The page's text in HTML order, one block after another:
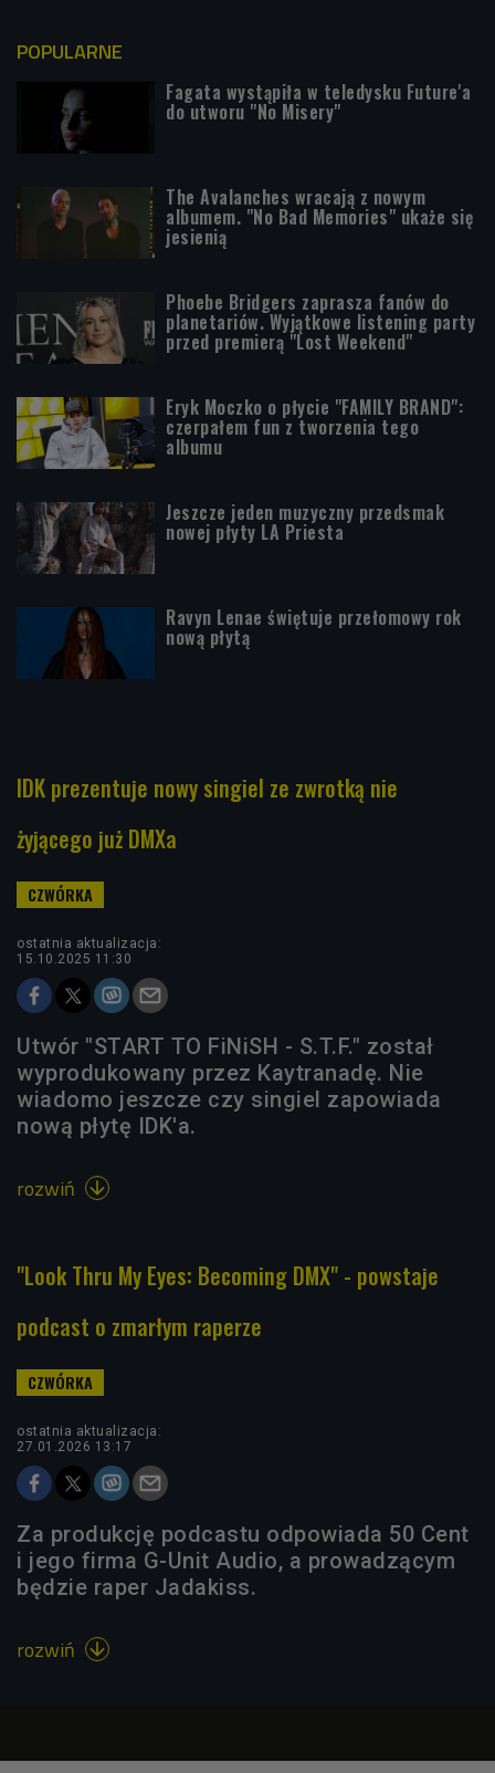
POPULARNE
Fagata wystąpiła w teledysku Future'a
do utworu "No Misery"
The Avalanches wracają z nowym
albumem. "No Bad Memories" ukaże się
jesienią
Phoebe Bridgers zaprasza fanów do
planetariów. Wyjątkowe listening party
przed premierą "Lost Weekend"
Eryk Moczko o płycie "FAMILY BRAND":
czerpałem fun z tworzenia tego
albumu
Jeszcze jeden muzyczny przedsmak
nowej płyty LA Priesta
Ravyn Lenae świętuje przełomowy rok
nową płytą
IDK prezentuje nowy singiel ze zwrotką nie
żyjącego już DMXa
ostatnia aktualizacja:
15.10.2025 11:30
Utwór "START TO FiNiSH - S.T.F." został
wyprodukowany przez Kaytranadę. Nie
wiadomo jeszcze czy singiel zapowiada
nową płytę IDK'a.
rozwiń 
"Look Thru My Eyes: Becoming DMX" - powstaje
podcast o zmarłym raperze
ostatnia aktualizacja:
27.01.2026 13:17
Za produkcję podcastu odpowiada 50 Cent
i jego firma G-Unit Audio, a prowadzącym
będzie raper Jadakiss.
rozwiń 